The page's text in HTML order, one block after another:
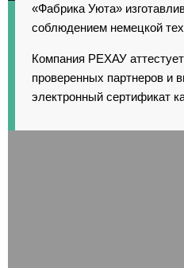
«Фабрика Уюта»
соблюдением немецкой
Компания РЕХАУ
проверенных партнеров и
электронный сертификат